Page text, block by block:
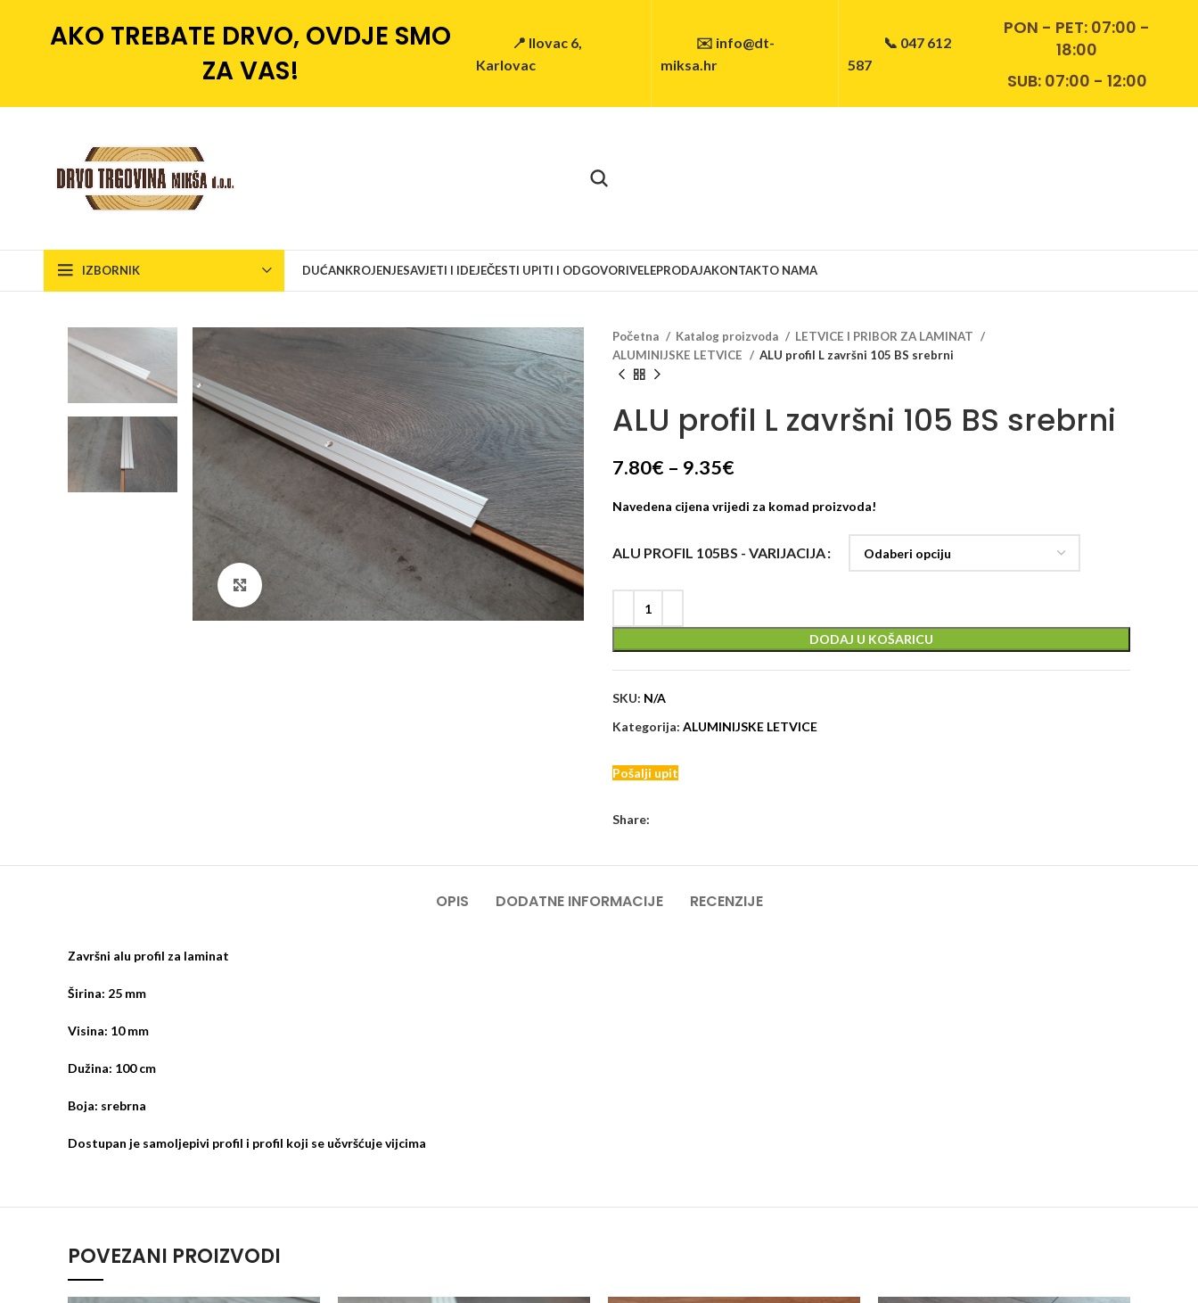
AKO TREBATE DRVO, OVDJE SMO
ZA VAS!
📍 Ilovac 6,
Karlovac
✉️ info@dt-
miksa.hr
📞 047 612
587
PON - PET: 07:00 -
18:00
SUB: 07:00 - 12:00
IZBORNIK DUĆANKROJENJESAVJETI I IDEJEČESTI UPITI I ODGOVORIVELEPRODAJAKONTAKTO NAMA
Klikni za veći prikaz
Početna Katalog proizvoda
LETVICE I PRIBOR ZA LAMINAT
ALUMINIJSKE LETVICE
ALU profil L završni 105 BS srebrni
ALU profil L završni 105 BS srebrni
7.80€ – 9.35€
Navedena cijena vrijedi za komad proizvoda!
ALU PROFIL 105BS - VARIJACIJA
DODAJ U KOŠARICU
SKU: N/A
Kategorija: ALUMINIJSKE LETVICE
Pošalji upit
Share:
OPIS DODATNE INFORMACIJE RECENZIJE
Završni alu profil za laminat
Širina: 25 mm
Visina: 10 mm
Dužina: 100 cm
Boja: srebrna
Dostupan je samoljepivi profil i profil koji se učvršćuje vijcima
POVEZANI PROIZVODI